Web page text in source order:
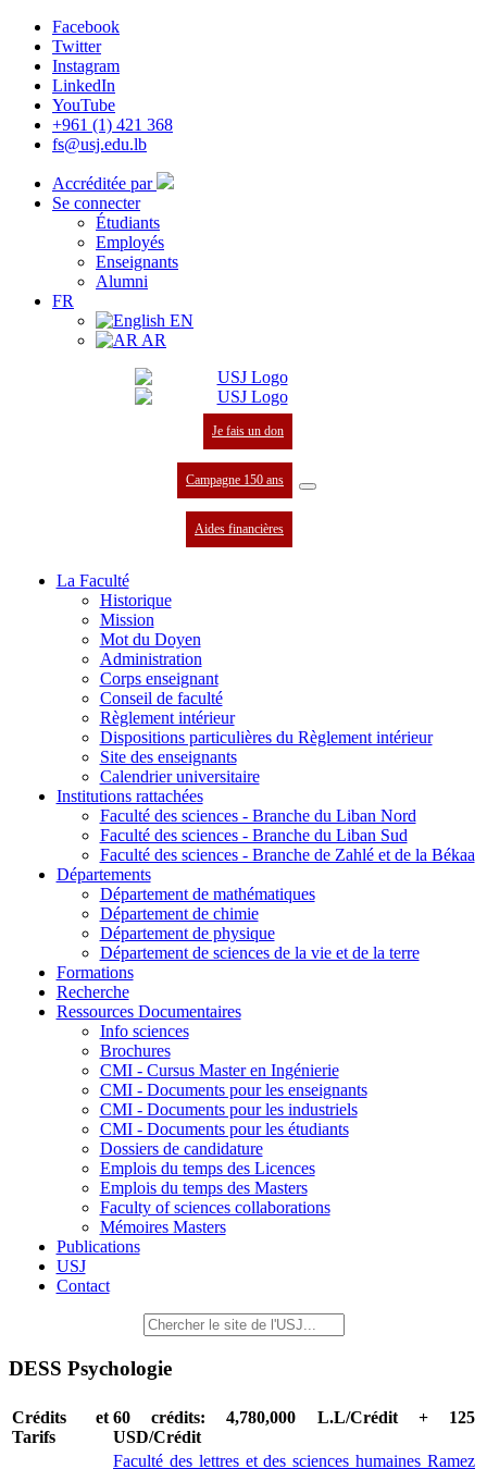
Facebook
Twitter
Instagram
LinkedIn
YouTube
+961 (1) 421 368
fs@usj.edu.lb
Accréditée par
Se connecter
Étudiants
Employés
Enseignants
Alumni
FR
EN
AR
Je fais un don
Campagne 150 ans
Aides financières
La Faculté
Historique
Mission
Mot du Doyen
Administration
Corps enseignant
Conseil de faculté
Règlement intérieur
Dispositions particulières du Règlement intérieur
Site des enseignants
Calendrier universitaire
Institutions rattachées
Faculté des sciences - Branche du Liban Nord
Faculté des sciences - Branche du Liban Sud
Faculté des sciences - Branche de Zahlé et de la Békaa
Départements
Département de mathématiques
Département de chimie
Département de physique
Département de sciences de la vie et de la terre
Formations
Recherche
Ressources Documentaires
Info sciences
Brochures
CMI - Cursus Master en Ingénierie
CMI - Documents pour les enseignants
CMI - Documents pour les industriels
CMI - Documents pour les étudiants
Dossiers de candidature
Emplois du temps des Licences
Emplois du temps des Masters
Faculty of sciences collaborations
Mémoires Masters
Publications
USJ
Contact
DESS Psychologie
Crédits et
Tarifs
60 crédits: 4,780,000 L.L/Crédit + 125
USD/Crédit
Faculté des lettres et des sciences humaines Ramez